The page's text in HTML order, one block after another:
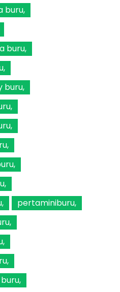
buru
buru
buru
pertaminiburu